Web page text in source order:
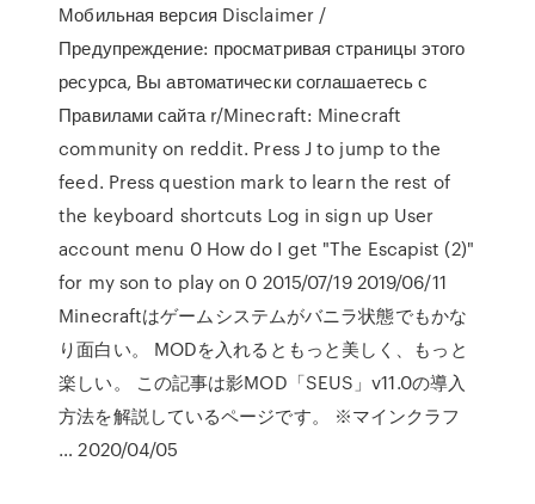
Мобильная версия Disclaimer /
Предупреждение: просматривая страницы этого
ресурса, Вы автоматически соглашаетесь с
Правилами сайта r/Minecraft: Minecraft
community on reddit. Press J to jump to the
feed. Press question mark to learn the rest of
the keyboard shortcuts Log in sign up User
account menu 0 How do I get "The Escapist (2)"
for my son to play on 0 2015/07/19 2019/06/11
Minecraftはゲームシステムがバニラ状態でもかな
り面白い。 MODを入れるともっと美しく、もっと
楽しい。 この記事は影MOD「SEUS」v11.0の導入
方法を解説しているページです。 ※マインクラフ
… 2020/04/05